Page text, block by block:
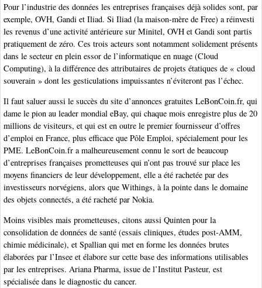
Pour l’industrie des données les entreprises françaises déjà solides sont, par
exemple, OVH, Gandi et Iliad. Si Iliad (la maison-mère de Free) a réinvesti
les revenus d’une activité antérieure sur Minitel, OVH et Gandi sont partis
pratiquement de zéro. Ces trois acteurs sont notamment solidement présents
dans le secteur en plein essor de l’informatique en nuage (Cloud
Computing), à la différence des attributaires de projets étatiques de « cloud
souverain » dont les gesticulations impuissantes n’éviteront pas l’échec.
Il faut saluer aussi le succès du site d’annonces gratuites LeBonCoin.fr, qui
dame le pion au leader mondial eBay, qui chaque mois enregistre plus de 20
millions de visiteurs, et qui est en outre le premier fournisseur d’offres
d’emploi en France, plus efficace que Pôle Emploi, spécialement pour les
PME. LeBonCoin.fr a malheureusement connu le sort de beaucoup
d’entreprises françaises prometteuses qui n’ont pas trouvé sur place les
moyens financiers de leur développement, elle a été rachetée par des
investisseurs norvégiens, alors que Withings, à la pointe dans le domaine
des objets connectés, a été racheté par Nokia.
Moins visibles mais prometteuses, citons aussi Quinten pour la
consolidation de données de santé (essais cliniques, études post-AMM,
chimie médicinale), et Spallian qui met en forme les données brutes
élaborées par l’Insee et élabore sur cette base des informations utilisables
par les entreprises. Ariana Pharma, issue de l’Institut Pasteur, est
spécialisée dans le diagnostic du cancer.